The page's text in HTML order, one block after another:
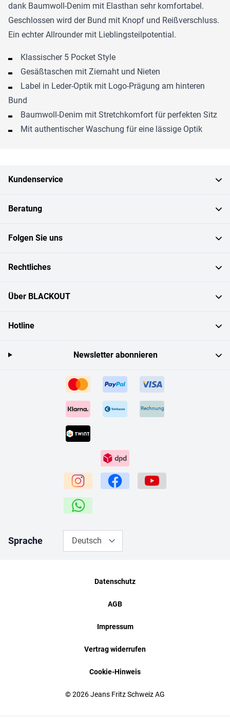
dank Baumwoll-Denim mit Elasthan sehr komfortabel.
Geschlossen wird der Bund mit Knopf und Reißverschluss.
Ein echter Allrounder mit Lieblingsteilpotential.
Klassischer 5 Pocket Style
Gesäßtaschen mit Ziernaht und Nieten
Label in Leder-Optik mit Logo-Prägung am hinteren
Bund
Baumwoll-Denim mit Stretchkomfort für perfekten Sitz
Mit authentischer Waschung für eine lässige Optik
Kundenservice
Beratung
Folgen Sie uns
Rechtliches
Über BLACKOUT
Hotline
Rechnung
Newsletter abonnieren
Sprache Deutsch
© 2026 Jeans Fritz Schweiz AG
Datenschutz
AGB
Impressum
Vertrag widerrufen
Cookie-Hinweis